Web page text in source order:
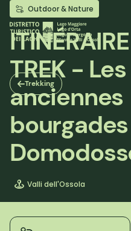
Aller
au
contenu
principal
Trekking
Outdoor & Nature
TREK - Les
anciennes
Valli dell'Ossola